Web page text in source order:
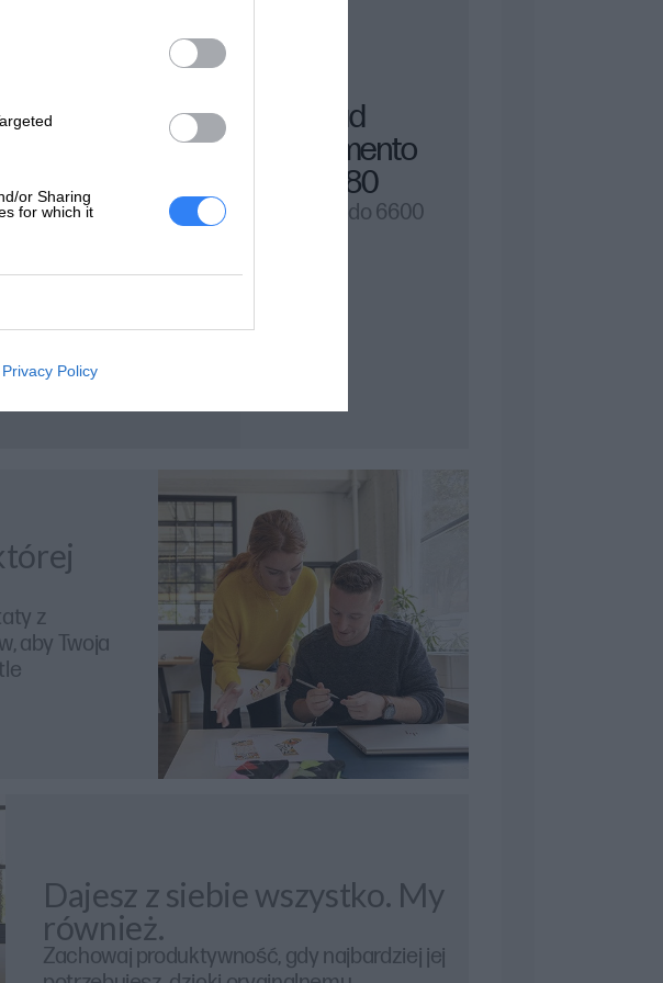
or Sharing
for which it
Privacy Policy
Wkład
atramento
wy 980
Drukuj do 6600
z
aby Twoja
Dajesz z siebie wszystko. My
również.
Zachowaj produktywność, gdy najbardziej jej